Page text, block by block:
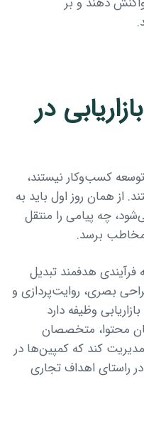
در
توسعه کسب‌وکار نیستند،
از همان روز اول باید به
چه پیامی را منتقل
مخاطب برسد.
فرآیندی هدفمند تبدیل
بصری، روایت‌پردازی و
وظیفه دارد
محتوا، متخصصان
کند که کمپین‌ها در
راستای اهداف تجاری